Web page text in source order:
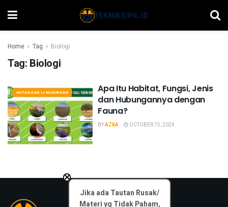
Home Tag Biologi
Tag: Biologi
HUTAN DAN LINGKUNGAN
Apa Itu Habitat, Fungsi, Jenis
dan Hubungannya dengan
Fauna?
BYAZKA OCTOBER 15, 2024
Jika ada Tautan Rusak/
Materi yg Tidak Paham,
×